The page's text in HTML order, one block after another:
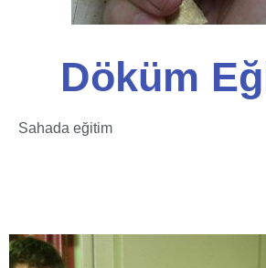
Döküm
Sahada eğitim